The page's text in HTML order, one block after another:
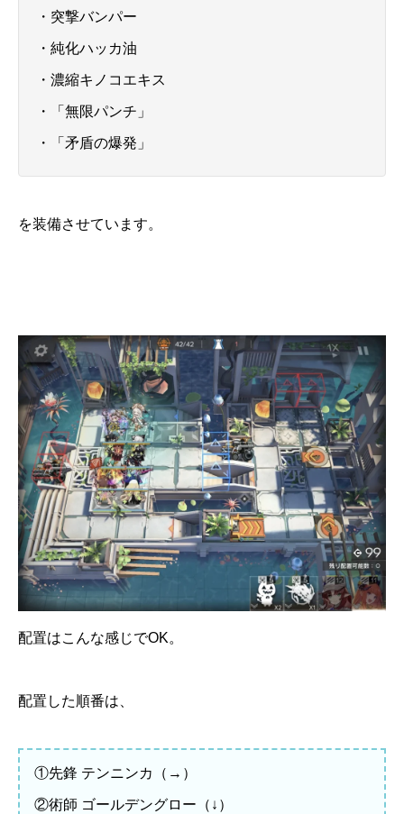
・突撃バンパー
・純化ハッカ油
・濃縮キノコエキス
・「無限パンチ」
・「矛盾の爆発」
を装備させています。
配置はこんな感じでOK。
配置した順番は、
①先鋒 テンニンカ（→）
②術師 ゴールデングロー（↓）